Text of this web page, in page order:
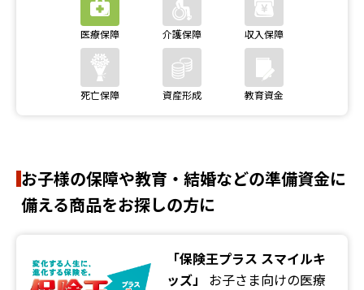
お子様の保障や教育・結婚などの準備資金に
備える商品をお探しの方に
「保険王プラス スマイルキ
ッズ」
お子さま向けの医療